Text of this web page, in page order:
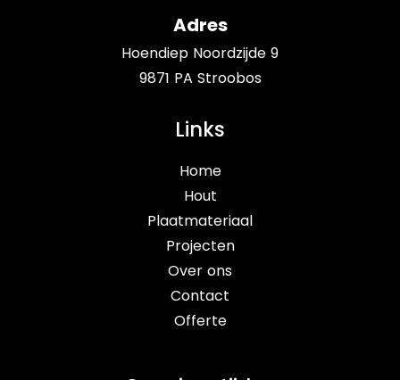
Adres
Hoendiep Noordzijde 9
9871 PA Stroobos
Links
Home
Hout
Plaatmateriaal
Projecten
Over ons
Contact
Offerte